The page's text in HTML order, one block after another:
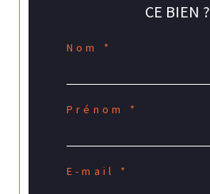
CE BIEN ?
Nom *
Prénom *
E-mail *